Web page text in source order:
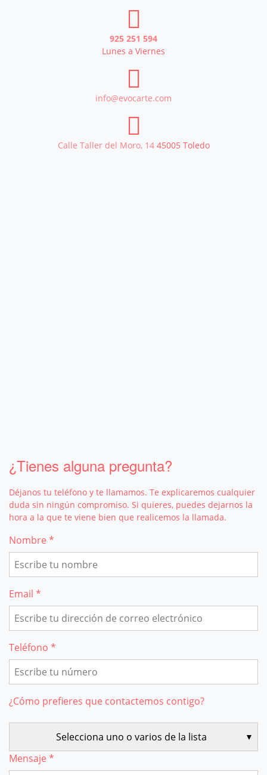
925 251 594
Lunes a Viernes
info@evocarte.com
Calle Taller del Moro, 14 45005 Toledo
¿Tienes alguna pregunta?
Déjanos tu teléfono y te llamamos. Te explicaremos cualquier
duda sin ningún compromiso. Si quieres, puedes dejarnos la
hora a la que te viene bien que realicemos la llamada.
Nombre *
Email *
Teléfono *
¿Cómo prefieres que contactemos contigo?
Selecciona uno o varios de la lista
Mensaje *